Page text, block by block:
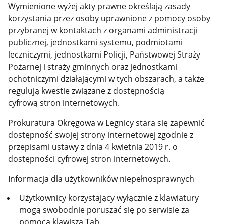
Wymienione wyżej akty prawne określają zasady
korzystania przez osoby uprawnione z pomocy osoby
przybranej w kontaktach z organami administracji
publicznej, jednostkami systemu, podmiotami
leczniczymi, jednostkami Policji, Państwowej Straży
Pożarnej i straży gminnych oraz jednostkami
ochotniczymi działającymi w tych obszarach, a także
regulują kwestie związane z dostępnością
cyfrową stron internetowych.
Prokuratura Okręgowa w Legnicy stara się zapewnić
dostępność swojej strony internetowej zgodnie z
przepisami ustawy z dnia 4 kwietnia 2019 r. o
dostępności cyfrowej stron internetowych.
Informacja dla użytkowników niepełnosprawnych
Użytkownicy korzystający wyłącznie z klawiatury
mogą swobodnie poruszać się po serwisie za